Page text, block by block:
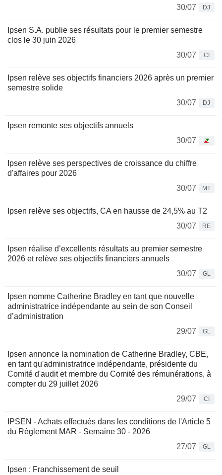
30/07
DJ
Ipsen S.A. publie ses résultats pour le premier semestre
clos le 30 juin 2026
30/07
CI
Ipsen relève ses objectifs financiers 2026 après un premier
semestre solide
30/07
DJ
Ipsen remonte ses objectifs annuels
30/07
Ipsen relève ses perspectives de croissance du chiffre
d'affaires pour 2026
30/07
MT
Ipsen relève ses objectifs, CA en hausse de 24,5% au T2
30/07
RE
Ipsen réalise d’excellents résultats au premier semestre
2026 et relève ses objectifs financiers annuels
30/07
GL
Ipsen nomme Catherine Bradley en tant que nouvelle
administratrice indépendante au sein de son Conseil
d’administration
29/07
GL
Ipsen annonce la nomination de Catherine Bradley, CBE,
en tant qu'administratrice indépendante, présidente du
Comité d'audit et membre du Comité des rémunérations, à
compter du 29 juillet 2026
29/07
CI
IPSEN - Achats effectués dans les conditions de l'Article 5
du Règlement MAR - Semaine 30 - 2026
27/07
GL
Ipsen : Franchissement de seuil